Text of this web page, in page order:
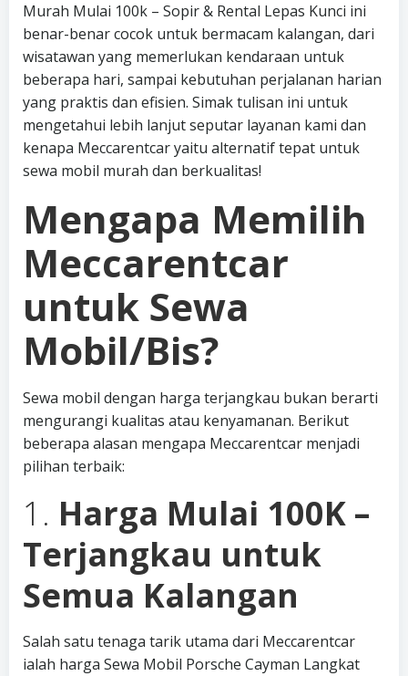
Murah Mulai 100k – Sopir & Rental Lepas Kunci ini
benar-benar cocok untuk bermacam kalangan, dari
wisatawan yang memerlukan kendaraan untuk
beberapa hari, sampai kebutuhan perjalanan harian
yang praktis dan efisien. Simak tulisan ini untuk
mengetahui lebih lanjut seputar layanan kami dan
kenapa Meccarentcar yaitu alternatif tepat untuk
sewa mobil murah dan berkualitas!
Mengapa Memilih
Meccarentcar
untuk Sewa
Mobil/Bis?
Sewa mobil dengan harga terjangkau bukan berarti
mengurangi kualitas atau kenyamanan. Berikut
beberapa alasan mengapa Meccarentcar menjadi
pilihan terbaik:
1. Harga Mulai 100K –
Terjangkau untuk
Semua Kalangan
Salah satu tenaga tarik utama dari Meccarentcar
ialah harga Sewa Mobil Porsche Cayman Langkat